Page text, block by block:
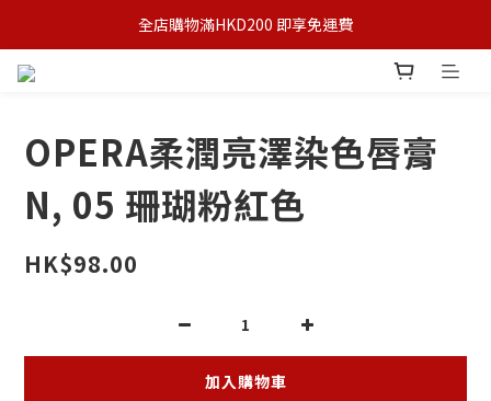
全店購物滿HKD200 即享免運費
OPERA柔潤亮澤染色唇膏
N, 05 珊瑚粉紅色
HK$98.00
加入購物車